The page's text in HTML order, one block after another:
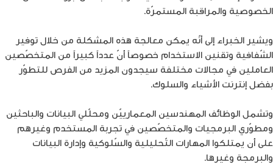
الخصوصية والمراقبة المستمرّة.
ويشير الخبراء إلى أنّه يمكن معالجة هذه المشكلة من خلال توفير
الشّفافية وتقنين الاستخدام خصوصاً أنّ عدداً كبيراً من المتخصّصين
العاملين في مجالات مختلفة سيجدون المزيد من الفرص للتطوّر
بفضل إنترنت الأشياء والسلوك.
وتشمل الوظائف المهندسين المعمارييّن ومحلّلي البيانات والباحثين
ومطوّري البرمجيات والمتخصّصين في تجربة المستخدم وغيرهم
على أن يمتلكوا المهارات التّحليلية والسّلوكية وإدارة البيانات
والبرمجة وغيرها.